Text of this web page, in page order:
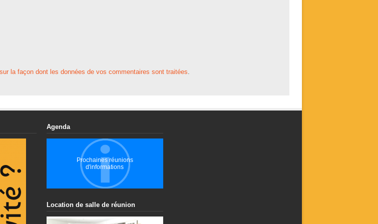
la façon dont les données de vos commentaires sont traitées.
Agenda
Prochaines réunions
d'informations
Location de salle de réunion